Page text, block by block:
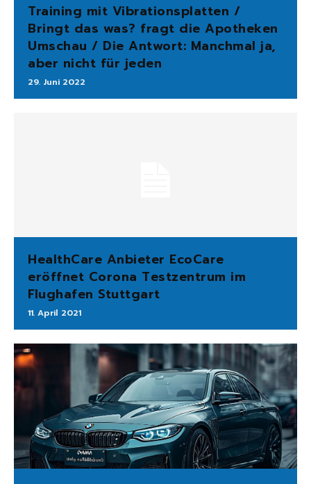
Training mit Vibrationsplatten /
Bringt das was? fragt die Apotheken
Umschau / Die Antwort: Manchmal ja,
aber nicht für jeden
29. Juni 2022
HealthCare Anbieter EcoCare
eröffnet Corona Testzentrum im
Flughafen Stuttgart
11. April 2021